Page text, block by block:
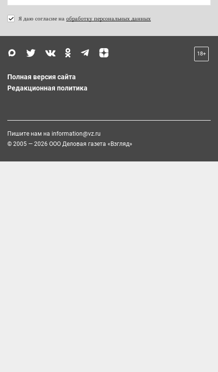
Я даю согласие на обработку персональных данных
18+
Полная версия сайта
Редакционная политика
Пишите нам на information@vz.ru
© 2005 — 2026 ООО Деловая газета «Взгляд»